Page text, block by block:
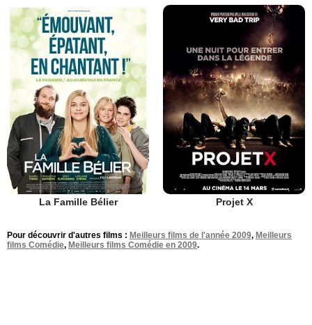
La Famille Bélier Projet X
Pour découvrir d'autres films : Meilleurs films de l'année 2009, Meilleurs
films Comédie, Meilleurs films Comédie en 2009.